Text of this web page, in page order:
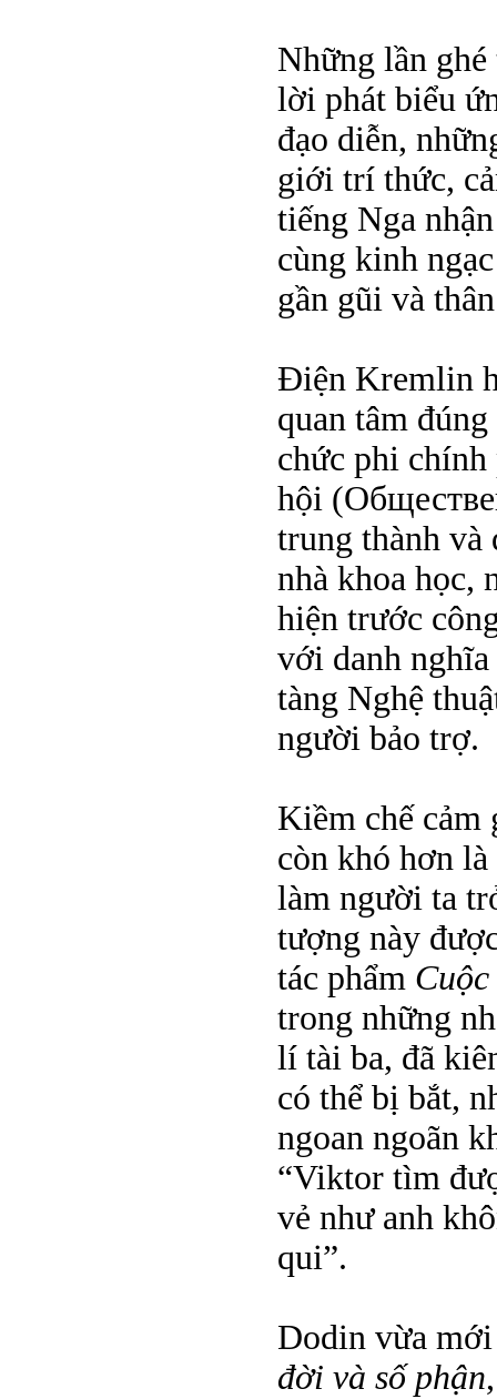
Những lần
lời phát biểu
đạo diễn,
giới trí thức,
tiếng Nga
cùng kinh
gần gũi và
Điện Kremlin
quan tâm
chức phi chính
hội
trung thành và
nhà khoa học,
hiện trước
với danh
tàng Nghệ
người bảo trợ.
Kiềm chế cảm
còn khó hơn
làm người ta
tượng này
tác phẩm
trong những
lí tài ba, đã
có thể bị bắt,
ngoan ngoãn
“Viktor tìm
vẻ như anh
qui”.
Dodin vừa
đời và số phận